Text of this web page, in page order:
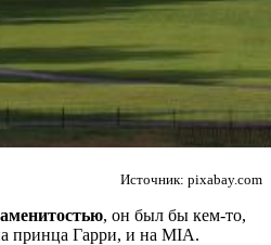
Источник: pixabay.com
, он был бы кем-то,
принца Гарри, и на MIA.